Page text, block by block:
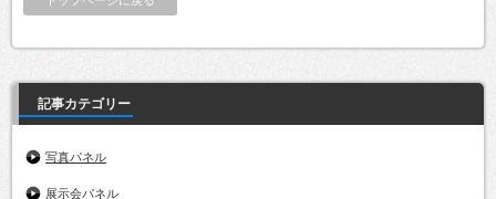
記事カテゴリー
写真パネル
展示会パネル